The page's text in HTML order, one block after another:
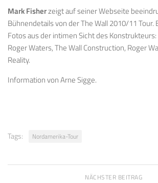
Mark Fisherzeigt auf seiner Webseite
Bühnendetails von der The Wall 2010/11 Tour.
Fotos aus der intimen Sicht des
Roger Waters, The Wall Construction, Roger
Reality.
Information von Arne Sigge.
Tags: Nordamerika-Tour
NÄCHSTER BEITRAG